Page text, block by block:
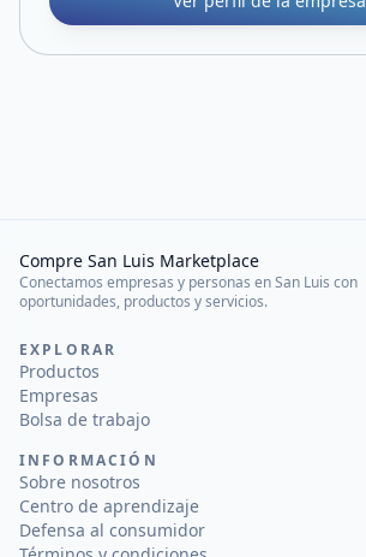
Compre San Luis Marketplace
Conectamos empresas y personas en San Luis con
oportunidades, productos y servicios.
EXPLORAR
Productos
Empresas
Bolsa de trabajo
INFORMACIÓN
Sobre nosotros
Centro de aprendizaje
Defensa al consumidor